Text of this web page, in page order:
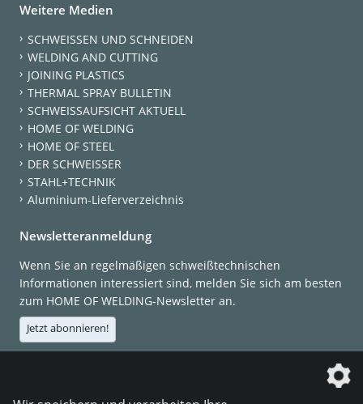
Weitere Medien
SCHWEISSEN UND SCHNEIDEN
WELDING AND CUTTING
JOINING PLASTICS
THERMAL SPRAY BULLETIN
SCHWEISSAUFSICHT AKTUELL
HOME OF WELDING
HOME OF STEEL
DER SCHWEISSER
STAHL+TECHNIK
Aluminium-Lieferverzeichnis
Newsletteranmeldung
Wenn Sie an regelmäßigen schweißtechnischen
Informationen interessiert sind, melden Sie sich am besten
zum HOME OF WELDING-Newsletter an.
Jetzt abonnieren!
Die DVS Media GmbH ist ein Unternehmen der